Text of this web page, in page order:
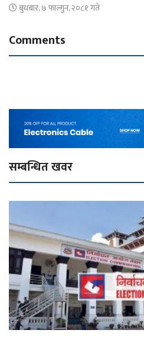
बुधबार, ७ फाल्गुन, २०८१ गते
Comments
सम्बन्धित खवर